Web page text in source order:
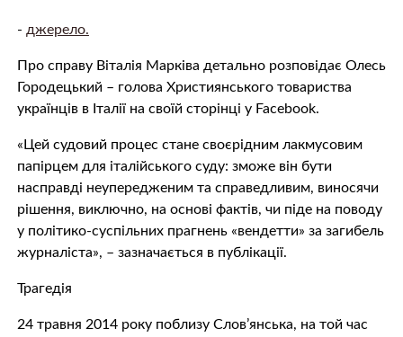
- джерело.
Про справу Віталія Марківа детально розповідає Олесь
Городецький – голова Християнського товариства
українців в Італії на своїй сторінці у Facebook.
«Цей судовий процес стане своєрідним лакмусовим
папірцем для італійського суду: зможе він бути
насправді неупередженим та справедливим, виносячи
рішення, виключно, на основі фактів, чи піде на поводу
у політико-суспільних прагнень «вендетти» за загибель
журналіста», – зазначається в публікації.
Трагедія
24 травня 2014 року поблизу Слов’янська, на той час